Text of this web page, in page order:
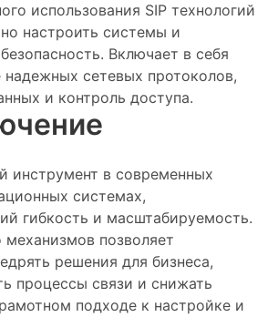
использования SIP технологий
настроить системы и
Включает в себя
надежных сетевых протоколов,
и контроль доступа.
инструмент в современных
системах,
гибкость и масштабируемость.
позволяет
решения для бизнеса,
процессы связи и снижать
подходе к настройке и